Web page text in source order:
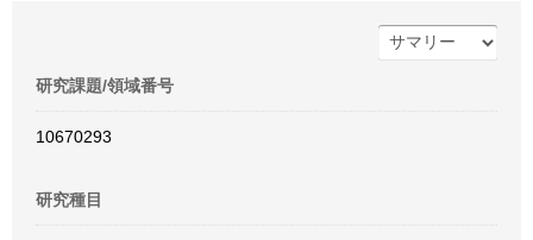
研究課題/領域番号
10670293
研究種目